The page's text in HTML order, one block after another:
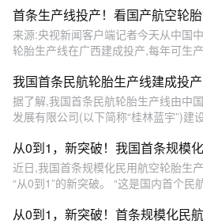
首条生产线投产！看国产航空轮
来源:央视新闻客户端记者今天从中国
轮胎生产线在广西建成投产,每年可生
我国首条民航轮胎生产线建成投
据了解,我国首条民航轮胎生产线由中
发展有限公司(以下简称“桂林蓝宇”)建
从0到1，新突破！我国首条规模
近日,我国首条规模化民用航空轮胎生
“从0到1”的新突破。 “这是国内首个民
从0到1，新突破！首条规模化民